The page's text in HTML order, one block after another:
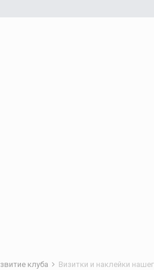
клуба Визитки и наклейки